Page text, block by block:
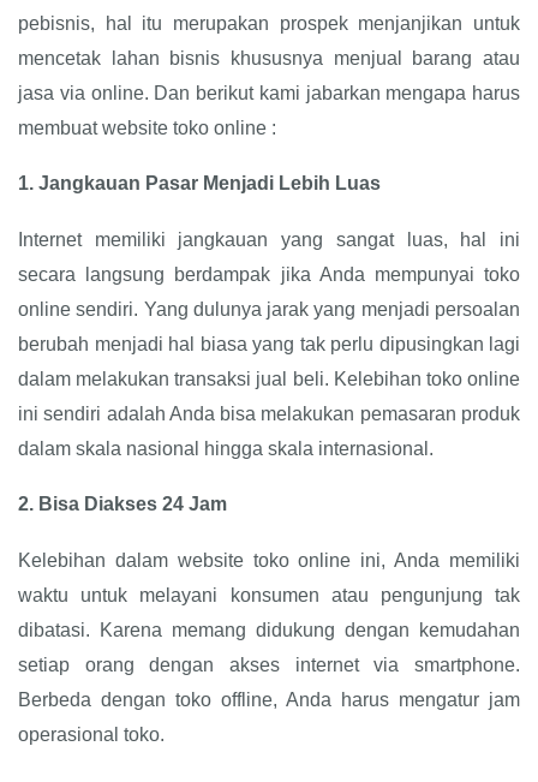
pebisnis, hal itu merupakan prospek menjanjikan untuk
mencetak lahan bisnis khususnya menjual barang atau
jasa via online. Dan berikut kami jabarkan mengapa harus
membuat website toko online :
1. Jangkauan Pasar Menjadi Lebih Luas
Internet memiliki jangkauan yang sangat luas, hal ini
secara langsung berdampak jika Anda mempunyai toko
online sendiri. Yang dulunya jarak yang menjadi persoalan
berubah menjadi hal biasa yang tak perlu dipusingkan lagi
dalam melakukan transaksi jual beli. Kelebihan toko online
ini sendiri adalah Anda bisa melakukan pemasaran produk
dalam skala nasional hingga skala internasional.
2. Bisa Diakses 24 Jam
Kelebihan dalam website toko online ini, Anda memiliki
waktu untuk melayani konsumen atau pengunjung tak
dibatasi. Karena memang didukung dengan kemudahan
setiap orang dengan akses internet via smartphone.
Berbeda dengan toko offline, Anda harus mengatur jam
operasional toko.